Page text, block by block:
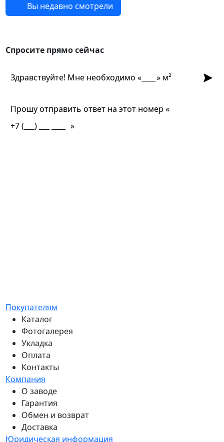
Вы недавно смотрели
Спросите прямо сейчас
Здравствуйте! Мне необходимо « » м²
Прошу отправить ответ на этот номер «
»
Покупателям
Каталог
Фотогалерея
Укладка
Оплата
Контакты
Компания
О заводе
Гарантия
Обмен и возврат
Доставка
Юридическая информация